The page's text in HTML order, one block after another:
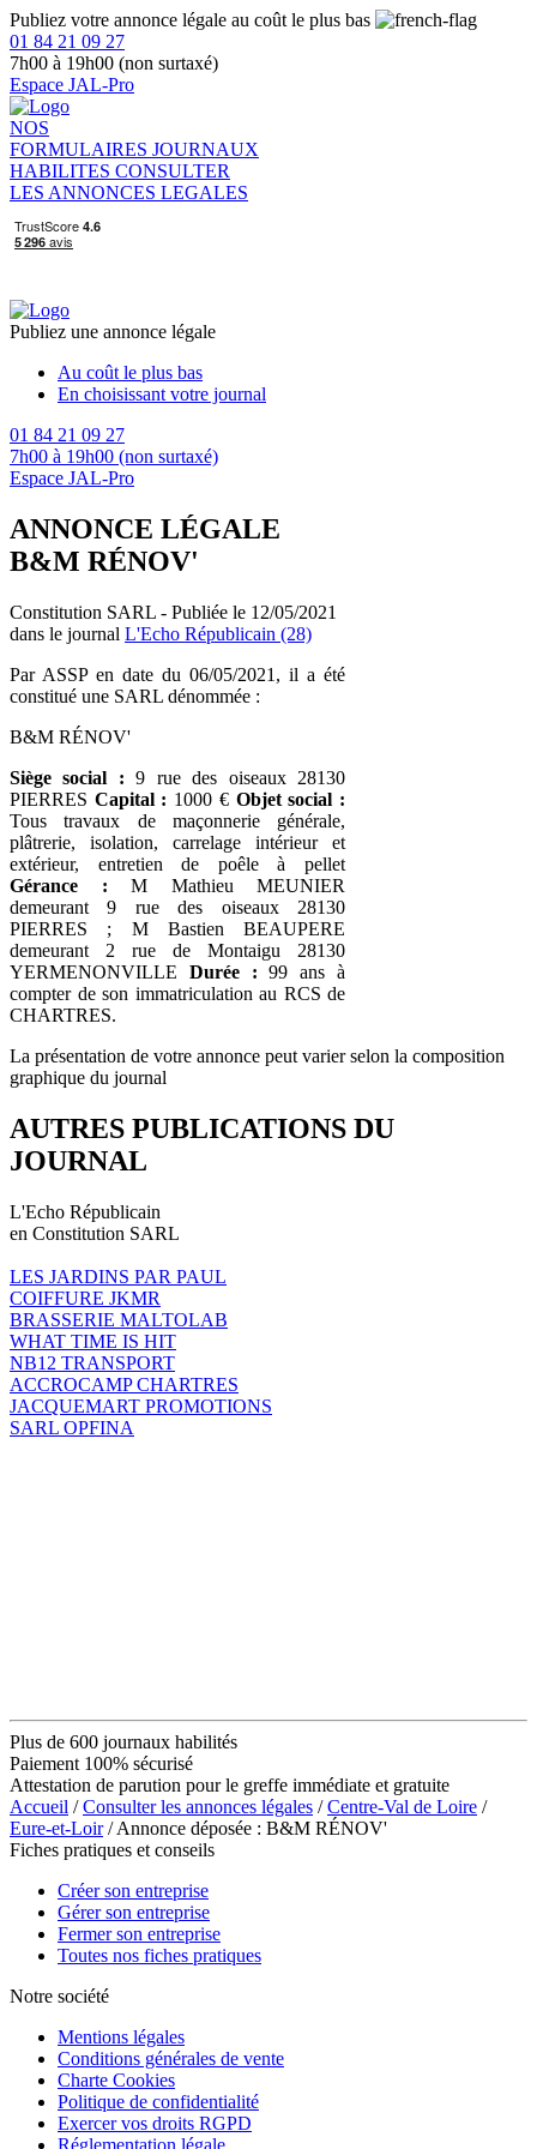
Publiez votre annonce légale au coût le plus bas
01 84 21 09 27
7h00 à 19h00 (non surtaxé)
Espace JAL-Pro
NOS
FORMULAIRES JOURNAUX
HABILITES CONSULTER
LES ANNONCES LEGALES
Publiez une annonce légale
Au coût le plus bas
En choisissant votre journal
01 84 21 09 27
7h00 à 19h00 (non surtaxé)
Espace JAL-Pro
ANNONCE LÉGALE
B&M RÉNOV'
Constitution SARL - Publiée le 12/05/2021
dans le journal L'Echo Républicain (28)
Par ASSP en date du 06/05/2021, il a été
constitué une SARL dénommée :
B&M RÉNOV'
Siège social : 9 rue des oiseaux 28130
PIERRES Capital : 1000 € Objet social :
Tous travaux de maçonnerie générale,
plâtrerie, isolation, carrelage intérieur et
extérieur, entretien de poêle à pellet
Gérance : M Mathieu MEUNIER
demeurant 9 rue des oiseaux 28130
PIERRES ; M Bastien BEAUPERE
demeurant 2 rue de Montaigu 28130
YERMENONVILLE Durée : 99 ans à
compter de son immatriculation au RCS de
CHARTRES.
La présentation de votre annonce peut varier selon la composition
graphique du journal
AUTRES PUBLICATIONS DU
JOURNAL
L'Echo Républicain
en Constitution SARL
LES JARDINS PAR PAUL
COIFFURE JKMR
BRASSERIE MALTOLAB
WHAT TIME IS HIT
NB12 TRANSPORT
ACCROCAMP CHARTRES
JACQUEMART PROMOTIONS
SARL OPFINA
Plus de 600 journaux habilités
Paiement 100% sécurisé
Attestation de parution pour le greffe immédiate et gratuite
Accueil /Consulter les annonces légales /Centre-Val de Loire /
Eure-et-Loir/ Annonce déposée : B&M RÉNOV'
Fiches pratiques et conseils
Créer son entreprise
Gérer son entreprise
Fermer son entreprise
Toutes nos fiches pratiques
Notre société
Mentions légales
Conditions générales de vente
Charte Cookies
Politique de confidentialité
Exercer vos droits RGPD
Réglementation légale